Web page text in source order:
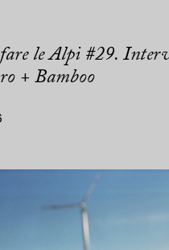
le Alpi #29.
+ Bamboo